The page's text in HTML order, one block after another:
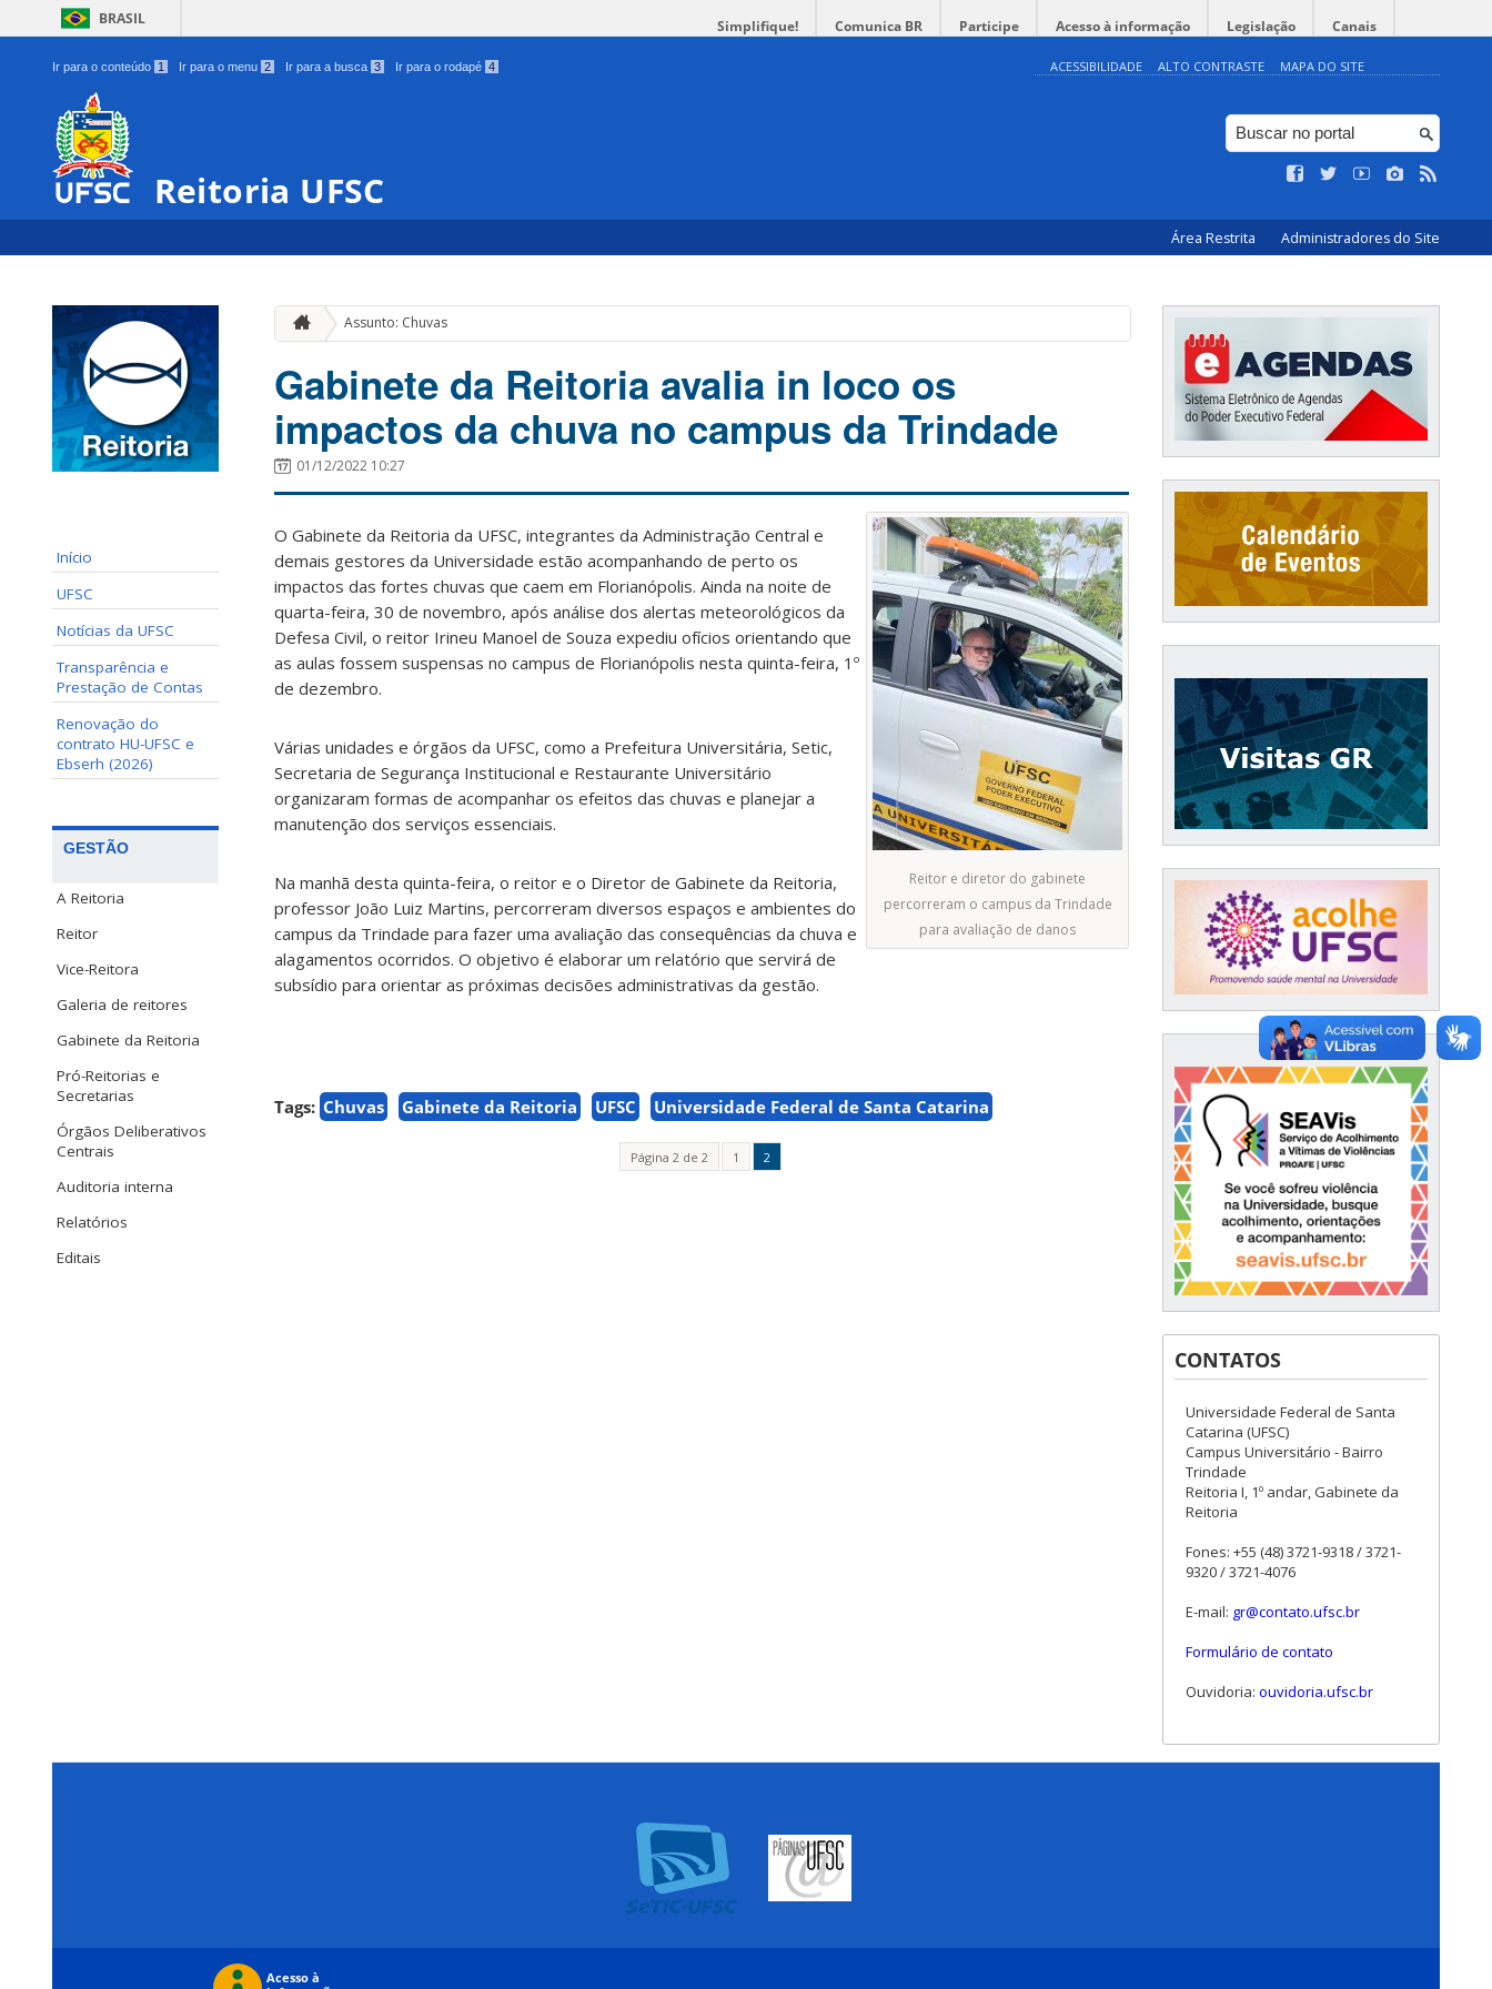
BRASIL Simplifique! Comunica BR Participe Acesso à informação Legislação Canais
Ir para o conteúdo 1 Ir para o menu 2 Ir para a busca 3 Ir para o rodapé 4 ACESSIBILIDADE ALTO CONTRASTE MAPA DO SITE
Reitoria UFSC
Área Restrita Administradores do Site
Início
UFSC
Notícias da UFSC
Transparência e
Prestação de Contas
Renovação do
contrato HU-UFSC e
Ebserh (2026)
GESTÃO
A Reitoria
Reitor
Vice-Reitora
Galeria de reitores
Gabinete da Reitoria
Pró-Reitorias e
Secretarias
Órgãos Deliberativos
Centrais
Auditoria interna
Relatórios
Editais
Assunto: Chuvas
Gabinete da Reitoria avalia in loco os
impactos da chuva no campus da Trindade
01/12/2022 10:27
Reitor e diretor do gabinete
percorreram o campus da Trindade
para avaliação de danos
O Gabinete da Reitoria da UFSC, integrantes da Administração Central e
demais gestores da Universidade estão acompanhando de perto os
impactos das fortes chuvas que caem em Florianópolis. Ainda na noite de
quarta-feira, 30 de novembro, após análise dos alertas meteorológicos da
Defesa Civil, o reitor Irineu Manoel de Souza expediu ofícios orientando que
as aulas fossem suspensas no campus de Florianópolis nesta quinta-feira, 1º
de dezembro.
Várias unidades e órgãos da UFSC, como a Prefeitura Universitária, Setic,
Secretaria de Segurança Institucional e Restaurante Universitário
organizaram formas de acompanhar os efeitos das chuvas e planejar a
manutenção dos serviços essenciais.
Na manhã desta quinta-feira, o reitor e o Diretor de Gabinete da Reitoria,
professor João Luiz Martins, percorreram diversos espaços e ambientes do
campus da Trindade para fazer uma avaliação das consequências da chuva e
alagamentos ocorridos. O objetivo é elaborar um relatório que servirá de
subsídio para orientar as próximas decisões administrativas da gestão.
Tags: Chuvas Gabinete da Reitoria UFSC Universidade Federal de Santa Catarina
Página 2 de 2 1 2
CONTATOS
Universidade Federal de Santa
Catarina (UFSC)
Campus Universitário - Bairro
Trindade
Reitoria I, 1º andar, Gabinete da
Reitoria
Fones: +55 (48) 3721-9318 / 3721-
9320 / 3721-4076
E-mail: gr@contato.ufsc.br
Formulário de contato
Ouvidoria: ouvidoria.ufsc.br